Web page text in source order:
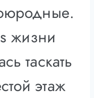
жизни
таскать
этаж